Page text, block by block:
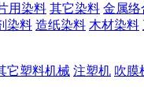
用染料 其它染料 金属络
染料 造纸染料 木材染料
它塑料机械 注塑机 吹膜